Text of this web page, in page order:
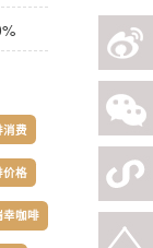
消费
价格
幸咖啡